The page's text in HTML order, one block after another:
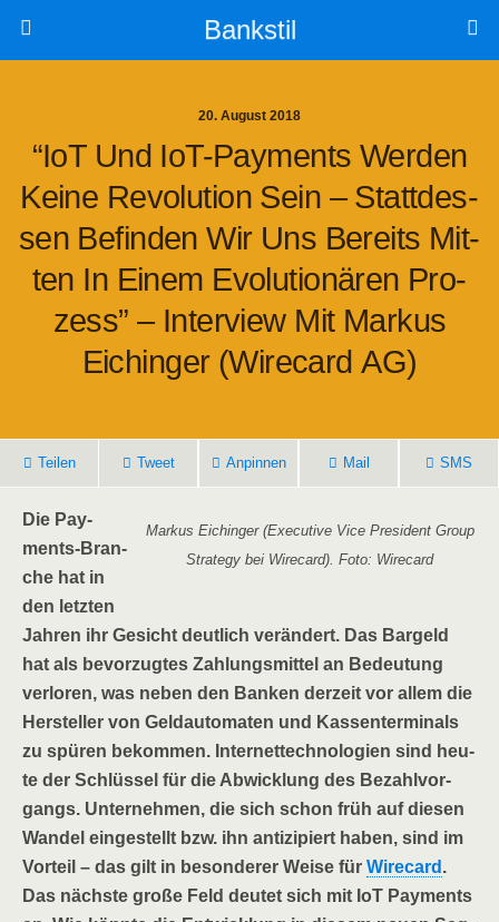
Bankstil
20. August 2018
“IoT Und IoT-Pay­ments Wer­den
Kei­ne Revo­lu­ti­on Sein – Statt­des­
Sen Befin­den Wir Uns Bereits Mit­
Ten In Einem Evo­lu­tio­nä­ren Pro­
Zess” – Inter­view Mit Mar­kus
Eichin­ger (Wire­card AG)
Tei­len Tweet Anpin­nen Mail SMS
Mar­kus Eichin­ger (Exe­cu­ti­ve Vice Pre­si­dent Group
Stra­tegy bei Wire­card). Foto: Wirecard
Die Pay­
ments-Bran­
che hat in
den letz­ten
Jah­ren ihr Gesicht deut­lich ver­än­dert. Das Bar­geld
hat als bevor­zug­tes Zah­lungs­mit­tel an Bedeu­tung
ver­lo­ren, was neben den Ban­ken der­zeit vor allem die
Her­stel­ler von Geld­au­to­ma­ten und Kas­sen­ter­mi­nals
zu spü­ren bekom­men. Inter­net­tech­no­lo­gien sind heu­
te der Schlüs­sel für die Abwick­lung des Bezahl­vor­
gangs. Unter­neh­men, die sich schon früh auf die­sen
Wan­del ein­ge­stellt bzw. ihn anti­zi­piert haben, sind im
Vor­teil – das gilt in beson­de­rer Wei­se für Wire­card .
Das nächs­te gro­ße Feld deu­tet sich mit IoT Pay­ments